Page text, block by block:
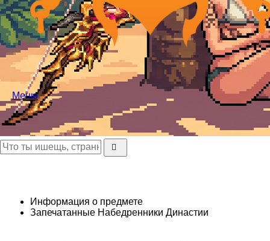
Меню
Информация о предмете
Запечатанные Набедренники Династии